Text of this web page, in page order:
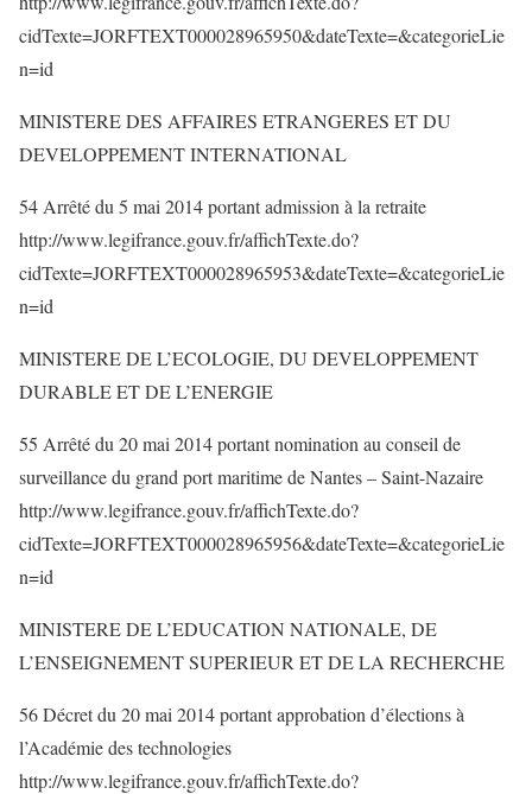
cidTexte=JORFTEXT000028965950&dateTexte=&categorieLie
n=id
MINISTERE DES AFFAIRES ETRANGERES ET DU
DEVELOPPEMENT INTERNATIONAL
54 Arrêté du 5 mai 2014 portant admission à la retraite
http://www.legifrance.gouv.fr/affichTexte.do?
cidTexte=JORFTEXT000028965953&dateTexte=&categorieLie
n=id
MINISTERE DE L’ECOLOGIE, DU DEVELOPPEMENT
DURABLE ET DE L’ENERGIE
55 Arrêté du 20 mai 2014 portant nomination au conseil de
surveillance du grand port maritime de Nantes – Saint-Nazaire
http://www.legifrance.gouv.fr/affichTexte.do?
cidTexte=JORFTEXT000028965956&dateTexte=&categorieLie
n=id
MINISTERE DE L’EDUCATION NATIONALE, DE
L’ENSEIGNEMENT SUPERIEUR ET DE LA RECHERCHE
56 Décret du 20 mai 2014 portant approbation d’élections à
l’Académie des technologies
http://www.legifrance.gouv.fr/affichTexte.do?